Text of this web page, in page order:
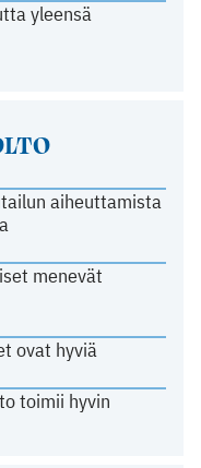
yleensä
aiheuttamista
menevät
ovat hyviä
toimii hyvin